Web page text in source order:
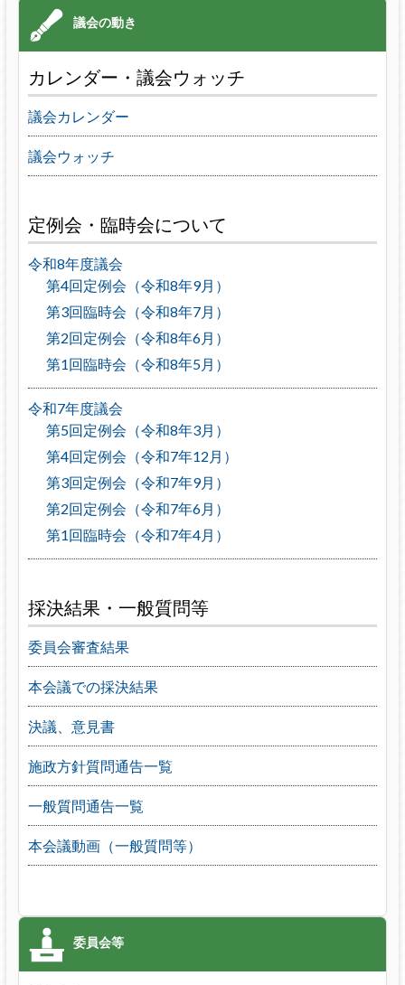
カレンダー・議会ウォッチ
議会カレンダー
議会ウォッチ
定例会・臨時会について
令和8年度議会
第4回定例会（令和8年9月）
第3回臨時会（令和8年7月）
第2回定例会（令和8年6月）
第1回臨時会（令和8年5月）
令和7年度議会
第5回定例会（令和8年3月）
第4回定例会（令和7年12月）
第3回定例会（令和7年9月）
第2回定例会（令和7年6月）
第1回臨時会（令和7年4月）
採決結果・一般質問等
委員会審査結果
本会議での採決結果
決議、意見書
施政方針質問通告一覧
一般質問通告一覧
本会議動画（一般質問等）